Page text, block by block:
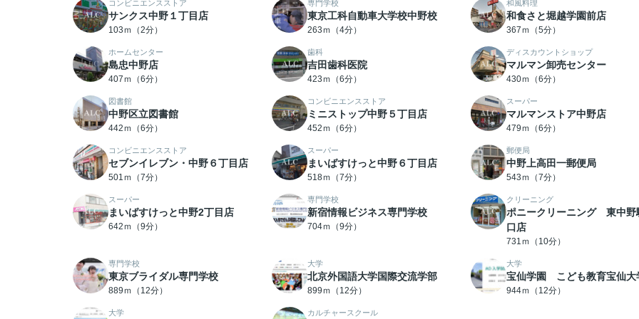
コンビニエンスストア
サンクス中野１丁目店
103ｍ（2分）
専門学校
東京工科自動車大学校中野校
263ｍ（4分）
和風料理
和食さと堀越学園前店
367ｍ（5分）
ホームセンター
島忠中野店
407ｍ（6分）
歯科
吉田歯科医院
423ｍ（6分）
ディスカウントショップ
マルマン卸売センター
430ｍ（6分）
図書館
中野区立図書館
442ｍ（6分）
コンビニエンスストア
ミニストップ中野５丁目店
452ｍ（6分）
スーパー
マルマンストア中野店
479ｍ（6分）
コンビニエンスストア
セブンイレブン・中野６丁目店
501ｍ（7分）
スーパー
まいばすけっと中野６丁目店
518ｍ（7分）
郵便局
中野上高田一郵便局
543ｍ（7分）
スーパー
まいばすけっと中野2丁目店
642ｍ（9分）
専門学校
新宿情報ビジネス専門学校
704ｍ（9分）
クリーニング
ポニークリーニング 東中野
口店
731ｍ（10分）
専門学校
東京ブライダル専門学校
889ｍ（12分）
大学
北京外国語大学国際交流学部
899ｍ（12分）
大学
宝仙学園 こども教育宝仙大
944ｍ（12分）
大学 カルチャースクール